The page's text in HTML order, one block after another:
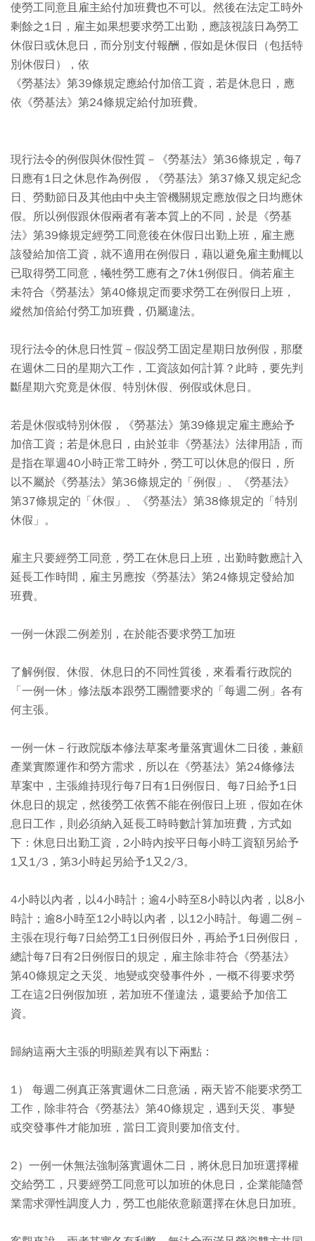
使勞工同意且雇主給付加班費也不可以。然後在法定工時外
剩餘之1日，雇主如果想要求勞工出勤，應該視該日為勞工
休假日或休息日，而分別支付報酬，假如是休假日（包括特
別休假日），依
《勞基法》第39條規定應給付加倍工資，若是休息日，應
依《勞基法》第24條規定給付加班費。
現行法令的例假與休假性質 －《勞基法》第36條規定，每7
日應有1日之休息作為例假，《勞基法》第37條又規定紀念
日、勞動節日及其他由中央主管機關規定應放假之日均應休
假。所以例假跟休假兩者有著本質上的不同，於是《勞基
法》第39條規定經勞工同意後在休假日出勤上班，雇主應
該發給加倍工資，就不適用在例假日，藉以避免雇主動輒以
已取得勞工同意，犧牲勞工應有之7休1例假日。倘若雇主
未符合《勞基法》第40條規定而要求勞工在例假日上班，
縱然加倍給付勞工加班費，仍屬違法。
現行法令的休息日性質－假設勞工固定星期日放例假，那麼
在週休二日的星期六工作，工資該如何計算？此時，要先判
斷星期六究竟是休假、特別休假、例假或休息日。
若是休假或特別休假，《勞基法》第39條規定雇主應給予
加倍工資；若是休息日，由於並非《勞基法》法律用語，而
是指在單週40小時正常工時外，勞工可以休息的假日，所
以不屬於《勞基法》第36條規定的「例假」、《勞基法》
第37條規定的「休假」、《勞基法》第38條規定的「特別
休假」。
雇主只要經勞工同意，勞工在休息日上班，出勤時數應計入
延長工作時間，雇主另應按《勞基法》第24條規定發給加
班費。
一例一休跟二例差別，在於能否要求勞工加班
了解例假、休假、休息日的不同性質後，來看看行政院的
「一例一休」修法版本跟勞工團體要求的「每週二例」各有
何主張。
一例一休 －行政院版本修法草案考量落實週休二日後，兼顧
產業實際運作和勞方需求，所以在《勞基法》第24條修法
草案中，主張維持現行每7日有1日例假日、每7日給予1日
休息日的規定，然後勞工依舊不能在例假日上班，假如在休
息日工作，則必須納入延長工時時數計算加班費，方式如
下：休息日出勤工資，2小時內按平日每小時工資額另給予
1又1/3，第3小時起另給予1又2/3。
4小時以內者，以4小時計；逾4小時至8小時以內者，以8小
時計；逾8小時至12小時以內者，以12小時計。每週二例－
主張在現行每7日給勞工1日例假日外，再給予1日例假日，
總計每7日有2日例假日的規定，雇主除非符合《勞基法》
第40條規定之天災、地變或突發事件外，一概不得要求勞
工在這2日例假加班，若加班不僅違法，還要給予加倍工
資。
歸納這兩大主張的明顯差異有以下兩點：
1） 每週二例真正落實週休二日意涵，兩天皆不能要求勞工
工作，除非符合《勞基法》第40條規定，遇到天災、事變
或突發事件才能加班，當日工資則要加倍支付。
2）一例一休無法強制落實週休二日，將休息日加班選擇權
交給勞工，只要經勞工同意可以加班的休息日，企業能隨營
業需求彈性調度人力，勞工也能依意願選擇在休息日加班。